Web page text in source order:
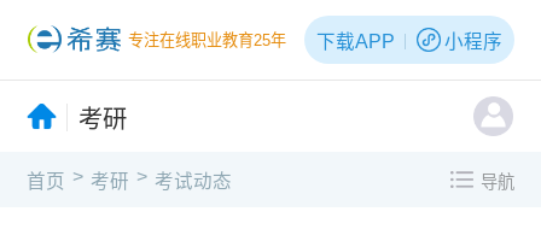
专注在线职业教育25年 下载APP 小程序
考研
首页 > 考研 > 考试动态 导航